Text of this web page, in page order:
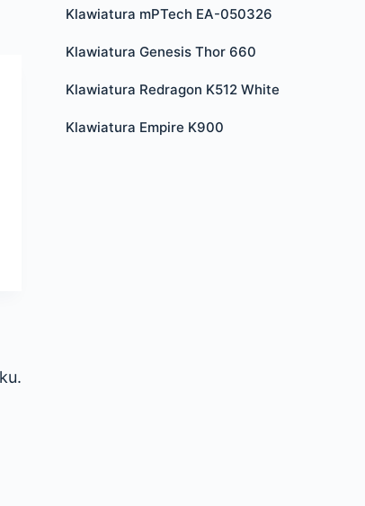
Klawiatura mPTech EA-050326
Klawiatura Genesis Thor 660
Klawiatura Redragon K512 White
Klawiatura Empire K900